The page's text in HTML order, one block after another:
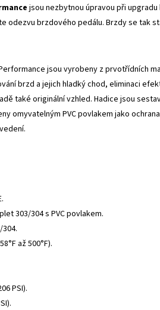
jsou nezbytnou úpravou při
odezvu brzdového pedálu. Brzdy se tak
jsou vyrobeny z prvotřídních
brzd a jejich hladký chod, eliminaci
také originální vzhled. Hadice jsou
omyvatelným PVC povlakem jako
303/304 s PVC povlakem.
až 500°F).
PSI).